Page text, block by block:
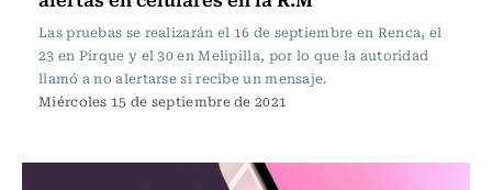
Las pruebas se realizarán el 16 de septiembre en Renca, el
23 en Pirque y el 30 en Melipilla, por lo que la autoridad
llamó a no alertarse si recibe un mensaje.
Miércoles 15 de septiembre de 2021